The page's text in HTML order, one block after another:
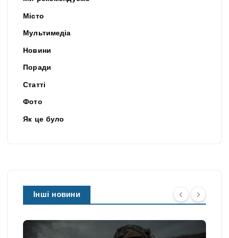
Місто
Мультимедіа
Новини
Поради
Статті
Фото
Як це було
Інші новини